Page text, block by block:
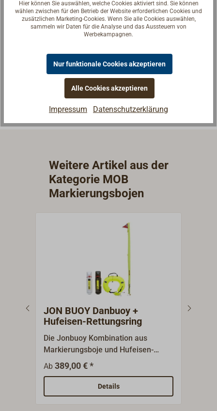
Fragen zum Artikel?
Seglerinnen. Wir verstehen Ihre Fragen und geben die
Experten kontaktieren
Weitere Artikel aus der
Kategorie MOB
Markierungsbojen
JON BUOY Danbuoy +
Hufeisen-Rettungsring
Die Jonbuoy Kombination aus
Markierungsboje und Hufeisen-
Rettungsring besticht durch ihre
kompakten,
unauffälligen Maße.Wahlweise im
weißen oder schwarzen (Carbon-
Ab389,00 € *
Details
Hier können Sie auswählen, welche Cookies aktiviert sind. Sie können
wählen zwischen für den Betrieb der Website erforderlichen Cookies und
zusätzlichen Marketing-Cookies. Wenn Sie alle Cookies auswählen,
sammeln wir Daten für die Analyse und das Aussteuern von
Werbekampagnen.
Nur funktionale Cookies akzeptieren
Alle Cookies akzeptieren
Impressum Datenschutzerklärung